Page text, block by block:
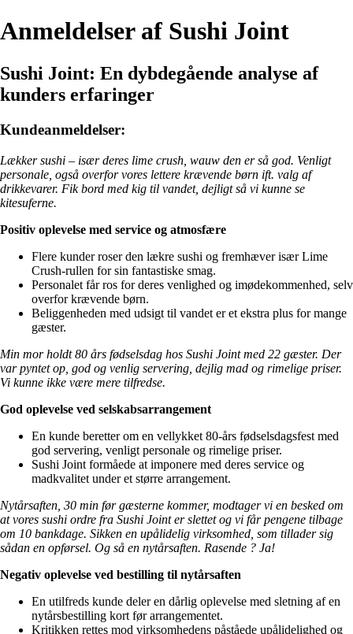
Anmeldelser af Sushi Joint
Sushi Joint: En dybdegående analyse af
kunders erfaringer
Kundeanmeldelser:
Lækker sushi – især deres lime crush, wauw den er så god. Venligt
personale, også overfor vores lettere krævende børn ift. valg af
drikkevarer. Fik bord med kig til vandet, dejligt så vi kunne se
kitesuferne.
Positiv oplevelse med service og atmosfære
Flere kunder roser den lækre sushi og fremhæver især Lime
Crush-rullen for sin fantastiske smag.
Personalet får ros for deres venlighed og imødekommenhed, selv
overfor krævende børn.
Beliggenheden med udsigt til vandet er et ekstra plus for mange
gæster.
Min mor holdt 80 års fødselsdag hos Sushi Joint med 22 gæster. Der
var pyntet op, god og venlig servering, dejlig mad og rimelige priser.
Vi kunne ikke være mere tilfredse.
God oplevelse ved selskabsarrangement
En kunde beretter om en vellykket 80-års fødselsdagsfest med
god servering, venligt personale og rimelige priser.
Sushi Joint formåede at imponere med deres service og
madkvalitet under et større arrangement.
Nytårsaften, 30 min før gæsterne kommer, modtager vi en besked om
at vores sushi ordre fra Sushi Joint er slettet og vi får pengene tilbage
om 10 bankdage. Sikken en upålidelig virksomhed, som tillader sig
sådan en opførsel. Og så en nytårsaften. Rasende ? Ja!
Negativ oplevelse ved bestilling til nytårsaften
En utilfreds kunde deler en dårlig oplevelse med sletning af en
nytårsbestilling kort før arrangementet.
Kritikken rettes mod virksomhedens påståede upålidelighed og